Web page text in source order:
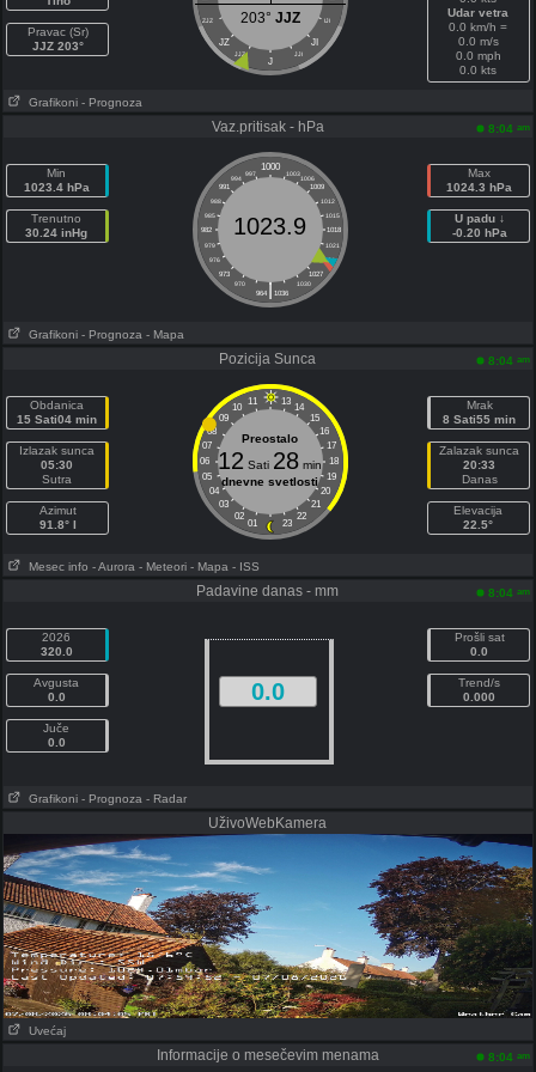
Pravac (Sr)
JJZ 203°
ZJZ IJI
JZ JI
JJZ JJI
J
203° JJZ
Udar vetra
0.0 km/h =
0.0 m/s
0.0 mph
0.0 kts
Grafikoni - Prognoza
Vaz.pritisak - hPa 8:04 am
Min
1023.4 hPa
Trenutno
30.24 inHg
1000
997 1003
994
1006
991
1009
988
1012
985
1015
982
1018
979
1021
976
1024
973
1027
970
1030
|
964 1036
1023.9
Max
1024.3 hPa
U padu ↓
-0.20 hPa
Grafikoni - Prognoza - Mapa
Pozicija Sunca 8:04 am
Obdanica
15 Sati04 min
Izlazak sunca
05:30
Sutra
Azimut
91.8° I
11 13
10
14
09
15
08
16
07
17
06
18
05
19
04
20
03
21
02
22
01 23
Preostalo
12 Sati 28 min
dnevne svetlosti
Mrak
8 Sati55 min
Zalazak sunca
20:33
Danas
Elevacija
22.5°
Mesec info - Aurora - Meteori - Mapa - ISS
Padavine danas - mm 8:04 am
2026
320.0
Avgusta
0.0
Juče
0.0
0.0
Prošli sat
0.0
Trend/s
0.000
Grafikoni - Prognoza - Radar
UživoWebKamera
Uvećaj
Informacije o mesečevim menama 8:04 am